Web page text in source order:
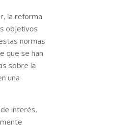
la reforma
objetivos
normas
que se han
sobre la
una
interés,